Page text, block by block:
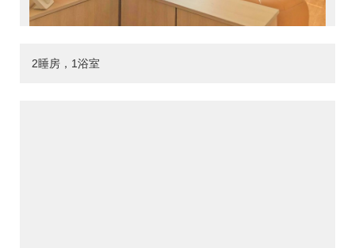
2睡房，1浴室